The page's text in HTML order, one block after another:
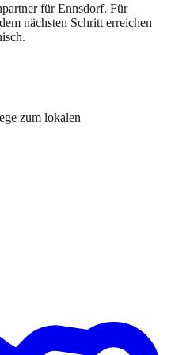
für Ennsdorf. Für
nächsten Schritt erreichen
zum lokalen